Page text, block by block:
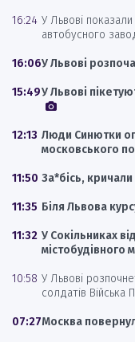
16:24 У Львові
автобусного
16:06У Львові
15:49У Львові
12:13 Люди Синютки
московського
11:50 За*бісь, кричали
11:35 Біля Львова
11:32 У Сокільниках
містобудівного
10:58 У Львові
солдатів Війська
07:27Москва